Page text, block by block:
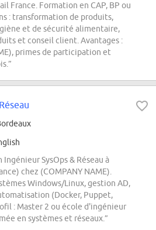
France. Formation en CAP, BP ou
: transformation de produits,
et de sécurité alimentaire,
et conseil client. Avantages :
primes de participation et
SysOps & Réseau à
chez (COMPANY NAME).
Windows/Linux, gestion AD,
(Docker, Puppet,
: Master 2 ou école d'ingénieur
en systèmes et réseaux.”